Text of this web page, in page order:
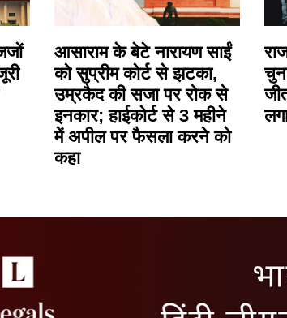
आसाराम के बेटे नारायण साईं
को सुप्रीम कोर्ट से झटका,
उम्रकैद की सजा पर रोक से
इनकार; हाईकोर्ट से 3 महीने
में अपील पर फैसला करने को
कहा